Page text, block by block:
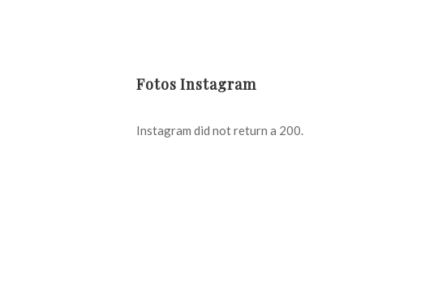
Fotos Instagram
Instagram did not return a 200.